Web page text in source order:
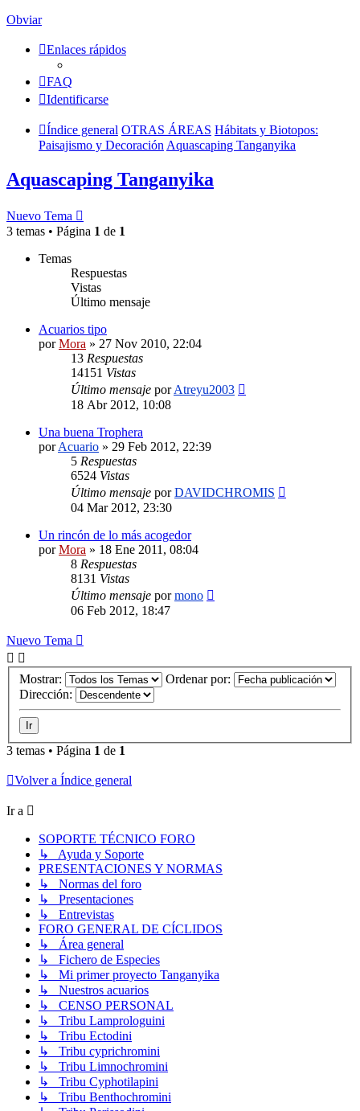
Obviar
Enlaces rápidos
FAQ
Identificarse
Índice general OTRAS ÁREAS Hábitats y Biotopos:
Paisajismo y Decoración Aquascaping Tanganyika
Aquascaping Tanganyika
Nuevo Tema
3 temas • Página 1 de 1
Temas
Respuestas
Vistas
Último mensaje
Acuarios tipo
porMora » 27 Nov 2010, 22:04
13 Respuestas
14151 Vistas
Último mensaje porAtreyu2003
18 Abr 2012, 10:08
Una buena Trophera
porAcuario » 29 Feb 2012, 22:39
5 Respuestas
6524 Vistas
Último mensaje porDAVIDCHROMIS
04 Mar 2012, 23:30
Un rincón de lo más acogedor
porMora » 18 Ene 2011, 08:04
8 Respuestas
8131 Vistas
Último mensaje pormono
06 Feb 2012, 18:47
Nuevo Tema
Mostrar:
Ordenar por:
Dirección:
3 temas • Página 1 de 1
Volver a Índice general
Ir a
SOPORTE TÉCNICO FORO
↳ Ayuda y Soporte
PRESENTACIONES Y NORMAS
↳ Normas del foro
↳ Presentaciones
↳ Entrevistas
FORO GENERAL DE CÍCLIDOS
↳ Área general
↳ Fichero de Especies
↳ Mi primer proyecto Tanganyika
↳ Nuestros acuarios
↳ CENSO PERSONAL
↳ Tribu Lamprologuini
↳ Tribu Ectodini
↳ Tribu cyprichromini
↳ Tribu Limnochromini
↳ Tribu Cyphotilapini
↳ Tribu Benthochromini